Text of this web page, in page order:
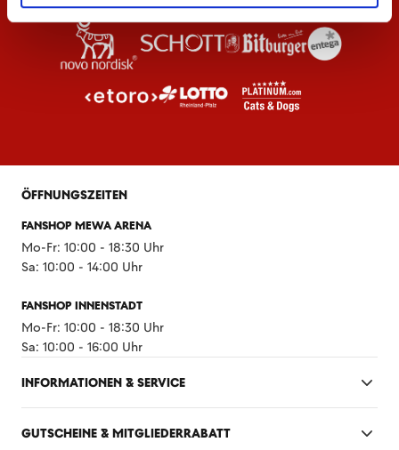
ÖFFNUNGSZEITEN
FANSHOP MEWA ARENA
Mo-Fr: 10:00 - 18:30 Uhr
Sa: 10:00 - 14:00 Uhr
FANSHOP INNENSTADT
Mo-Fr: 10:00 - 18:30 Uhr
Sa: 10:00 - 16:00 Uhr
INFORMATIONEN & SERVICE
GUTSCHEINE & MITGLIEDERRABATT